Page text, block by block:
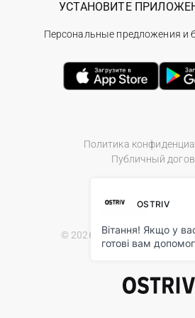
Политика
Публичный
© 2026 Ostriv.ua Store. All
УСТАНОВИТЕ
Персональные предложения и